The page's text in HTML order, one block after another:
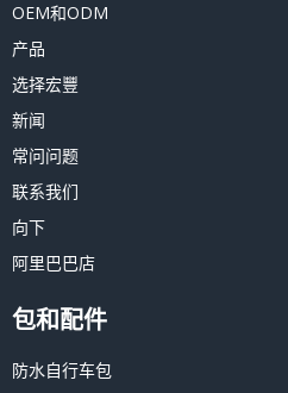
OEM和ODM
产品
选择宏豐
新闻
常问问题
联系我们
向下
阿里巴巴店
包和配件
防水自行车包